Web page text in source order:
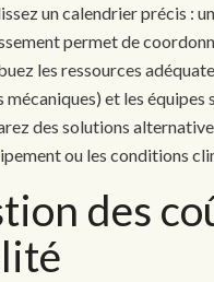
un calendrier précis :
permet de
les ressources
mécaniques) et les
des solutions
ou les conditions
des